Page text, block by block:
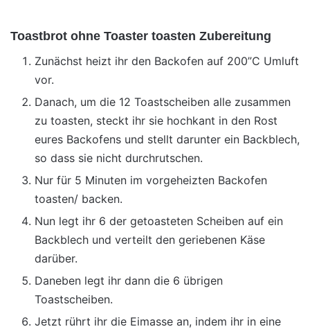
Toastbrot ohne Toaster toasten Zubereitung
Zunächst heizt ihr den Backofen auf 200”C Umluft
vor.
Danach, um die 12 Toastscheiben alle zusammen
zu toasten, steckt ihr sie hochkant in den Rost
eures Backofens und stellt darunter ein Backblech,
so dass sie nicht durchrutschen.
Nur für 5 Minuten im vorgeheizten Backofen
toasten/ backen.
Nun legt ihr 6 der getoasteten Scheiben auf ein
Backblech und verteilt den geriebenen Käse
darüber.
Daneben legt ihr dann die 6 übrigen
Toastscheiben.
Jetzt rührt ihr die Eimasse an, indem ihr in eine